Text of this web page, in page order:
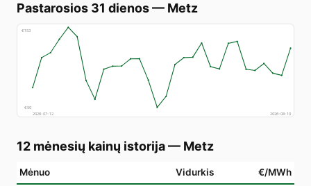
Pastarosios 31 dienos— Metz
€153
€50
2026-07-12
2026-08-10
12 mėnesių kainų istorija— Metz
Mėnuo Vidurkis €/MWh